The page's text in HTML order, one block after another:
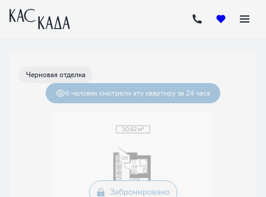
Студия 30.62 м Цена по запросу
Черновая отделка
6 человек смотрели эту квартиру за 24 часа
Забронировано